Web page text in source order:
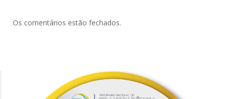
Os comentários estão fechados.